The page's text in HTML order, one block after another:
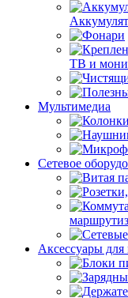
ТВ и
Мультимедиа
Сетевое
Аксессуары